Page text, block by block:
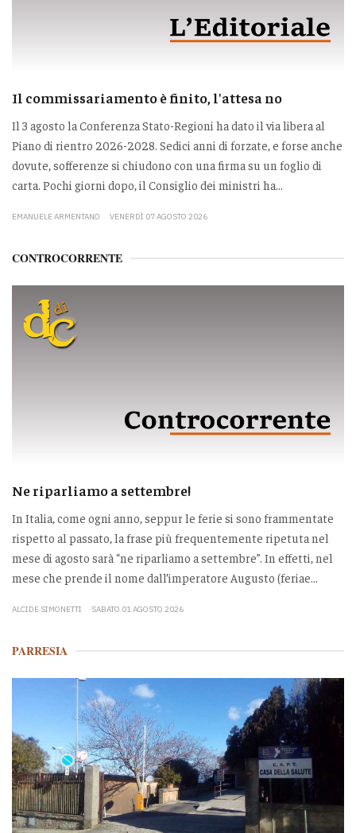
Il commissariamento è finito, l'attesa no
Il 3 agosto la Conferenza Stato-Regioni ha dato il via libera al
Piano di rientro 2026-2028. Sedici anni di forzate, e forse anche
dovute, sofferenze si chiudono con una firma su un foglio di
carta. Pochi giorni dopo, il Consiglio dei ministri ha...
EMANUELE ARMENTANO VENERDÌ 07 AGOSTO 2026
CONTROCORRENTE
Ne riparliamo a settembre!
In Italia, come ogni anno, seppur le ferie si sono frammentate
rispetto al passato, la frase più frequentemente ripetuta nel
mese di agosto sarà “ne riparliamo a settembre”. In effetti, nel
mese che prende il nome dall’imperatore Augusto (feriae...
ALCIDE SIMONETTI SABATO 01 AGOSTO 2026
PARRESIA